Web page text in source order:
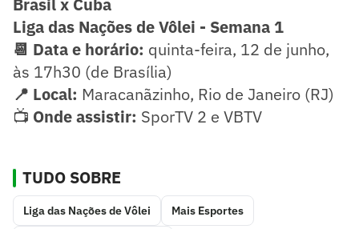
Brasil x Cuba
Liga das Nações de Vôlei - Semana 1
📆 Data e horário: quinta-feira, 12 de junho,
às 17h30 (de Brasília)
📍 Local: Maracanãzinho, Rio de Janeiro (RJ)
📺 Onde assistir: SporTV 2 e VBTV
TUDO SOBRE
Liga das Nações de Vôlei Mais Esportes